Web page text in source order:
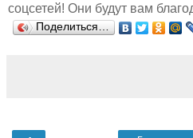
соцсетей! Они будут вам
Поделиться…